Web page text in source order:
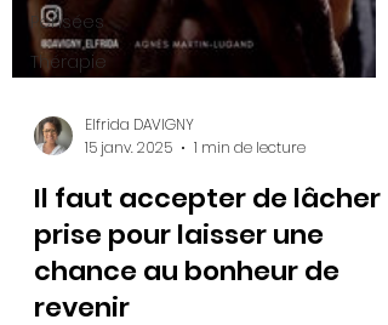
Pensées
Thérapie
Elfrida DAVIGNY
15 janv. 2025
1 min de lecture
Il faut accepter de lâcher
prise pour laisser une
chance au bonheur de
revenir